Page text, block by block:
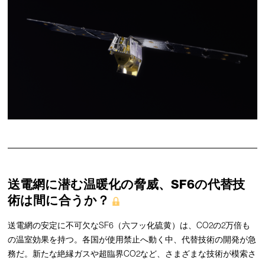
送電網に潜む温暖化の脅威、SF6の代替技
術は間に合うか？
送電網の安定に不可欠なSF6（六フッ化硫黄）は、CO2の2万倍も
の温室効果を持つ。各国が使用禁止へ動く中、代替技術の開発が急
務だ。新たな絶縁ガスや超臨界CO2など、さまざまな技術が模索さ